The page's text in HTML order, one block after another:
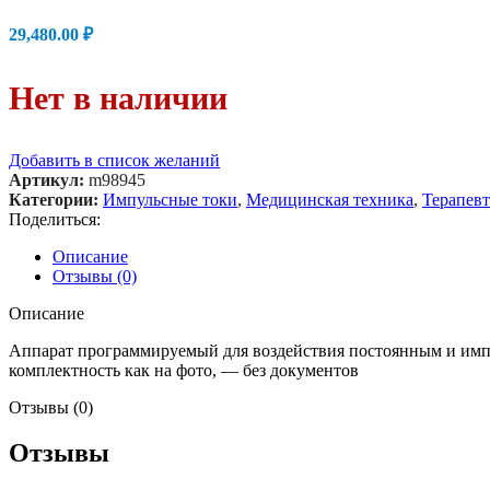
29,480.00 ₽
Нет в наличии
Добавить в список желаний
Артикул: m98945
Категории: Импульсные токи, Медицинская техника,
Поделиться:
Описание
Отзывы (0)
Описание
Аппарат программируемый для воздействия постоянным и
комплектность как на фото, — без документов
Отзывы (0)
Отзывы